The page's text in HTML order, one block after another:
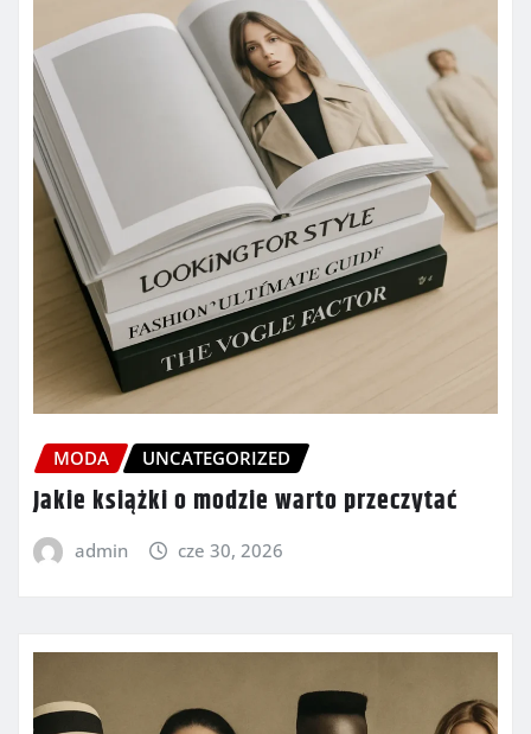
MODA UNCATEGORIZED
Jakie książki o modzie warto przeczytać
admin cze 30, 2026